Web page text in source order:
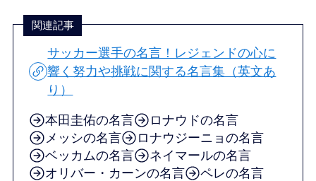
関連記事
サッカー選手の名言！レジェンドの心に
響く努力や挑戦に関する名言集（英文あ
り）
本田圭佑の名言
ロナウドの名言
メッシの名言
ロナウジーニョの名言
ベッカムの名言
ネイマールの名言
オリバー・カーンの名言
ペレの名言